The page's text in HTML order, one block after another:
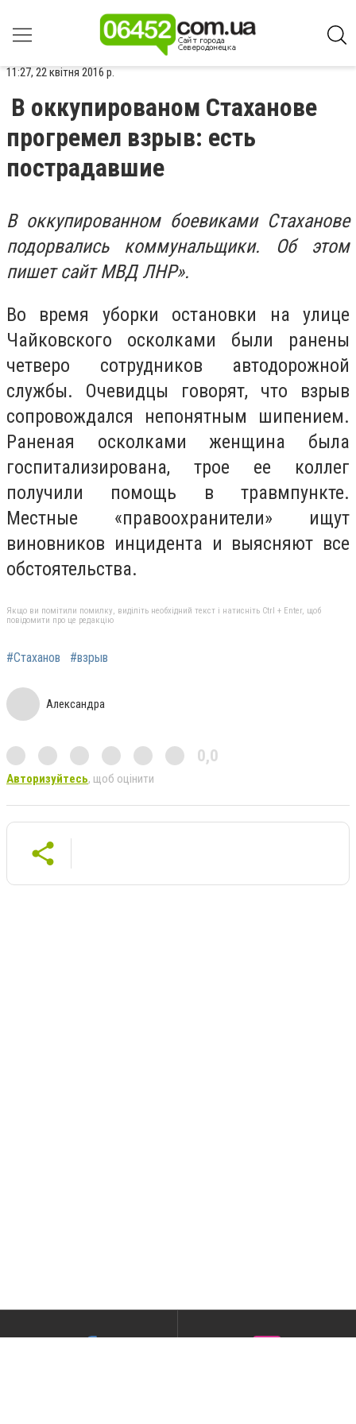
11:27, 22 квітня 2016 р.
В оккупированом Стаханове
прогремел взрыв: есть
пострадавшие
В оккупированном боевиками Стаханове
подорвались коммунальщики. Об этом
пишет сайт МВД ЛНР».
Во время уборки остановки на улице
Чайковского осколками были ранены
четверо сотрудников автодорожной
службы. Очевидцы говорят, что взрыв
сопровождался непонятным шипением.
Раненая осколками женщина была
госпитализирована, трое ее коллег
получили помощь в травмпункте.
Местные «правоохранители» ищут
виновников инцидента и выясняют все
обстоятельства.
Якщо ви помітили помилку, виділіть необхідний текст і натисніть Ctrl + Enter, щоб
повідомити про це редакцію
#Стаханов #взрыв
Александра
0,0
Авторизуйтесь, щоб оцінити